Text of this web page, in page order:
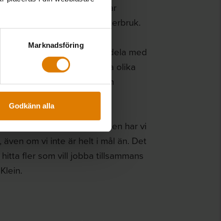
Marknadsföring
Godkänn alla
från 1950-talet har
– med fokus på återbruk.
projektet och vill gärna dela med
belysa och kommunicera olika
i våra renoveringar och
enligt bruksvärdesprincipen har vi
om vi inte är helt i mål än. Det
fler som vill jobba tillsammans